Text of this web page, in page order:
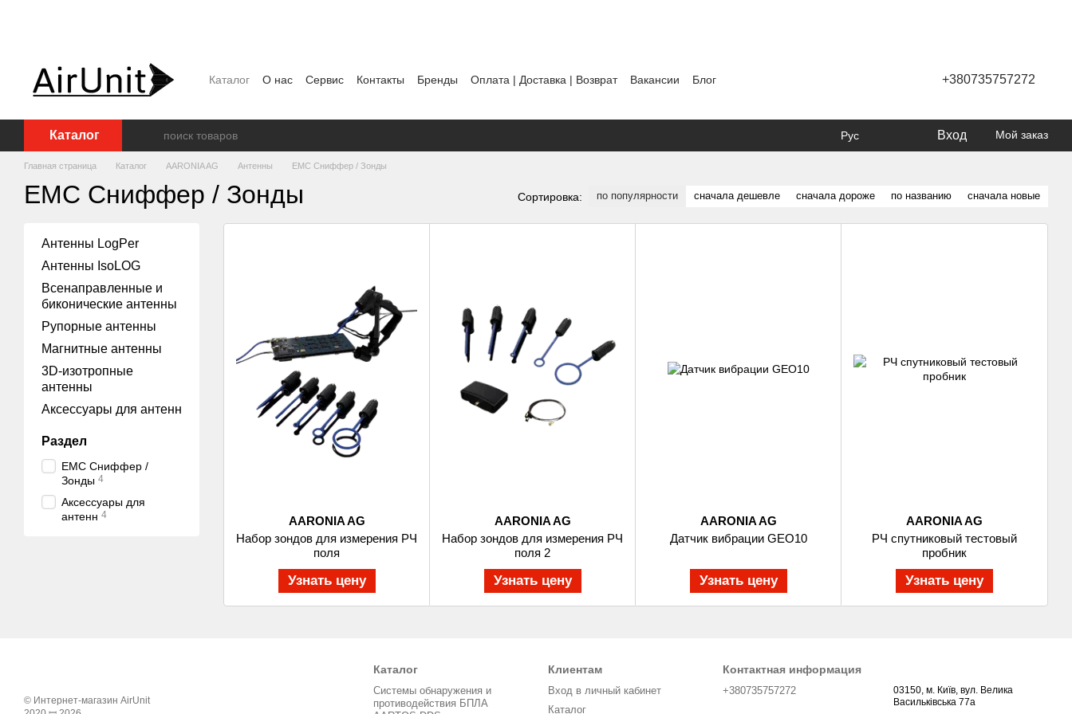
Каталог О нас Сервис Контакты Бренды Оплата | Доставка | Возврат Вакансии
Блог
+380735757272
Каталог Рус Вход Мой заказ
Главная страница Каталог AARONIA AG Антенны EMC Сниффер / Зонды
EMC Сниффер / Зонды Сортировка: по популярности сначала дешевле сначала дороже по названию сначала новые
AARONIA AG
Набор зондов для измерения РЧ
поля
Узнать цену
AARONIA AG
Набор зондов для измерения РЧ
поля 2
Узнать цену
AARONIA AG
Датчик вибрации GEO10
Узнать цену
AARONIA AG
РЧ спутниковый тестовый
пробник
Узнать цену
Антенны LogPer
Антенны IsoLOG
Всенаправленные и
биконические антенны
Рупорные антенны
Магнитные антенны
3D-изотропные
антенны
Аксессуары для антенн
Раздел
EMC Сниффер /
Зонды 4
Аксессуары для
антенн 4
© Интернет-магазин AirUnit
Каталог
Системы обнаружения и
противодействия БПЛА
Клиентам
Вход в личный кабинет
Каталог
Контактная информация
+380735757272
03150, м. Київ, вул. Велика
Васильківська 77а